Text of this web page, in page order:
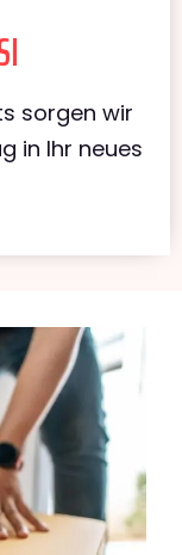
sorgen wir
in Ihr neues